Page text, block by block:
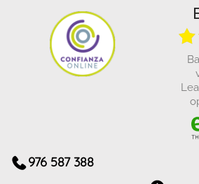
Lea algunas de las
976 587 388